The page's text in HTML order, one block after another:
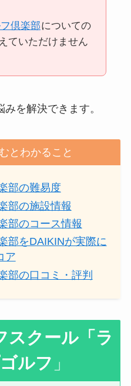
倶楽部についての
ていただけません
を解決できます。
とわかること
部の難易度
部の施設情報
部のコース情報
部をDAIKINが実際に
ア
部の口コミ・評判
スクール 「ラ
ルフ 」